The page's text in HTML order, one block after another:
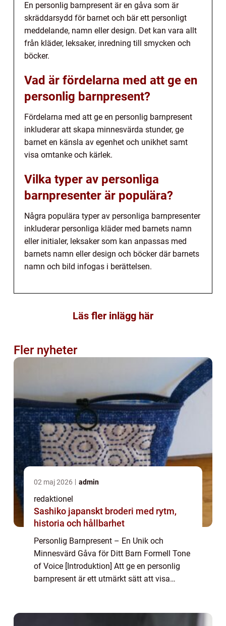
En personlig barnpresent är en gåva som är
skräddarsydd för barnet och bär ett personligt
meddelande, namn eller design. Det kan vara allt
från kläder, leksaker, inredning till smycken och
böcker.
Vad är fördelarna med att ge en
personlig barnpresent?
Fördelarna med att ge en personlig barnpresent
inkluderar att skapa minnesvärda stunder, ge
barnet en känsla av egenhet och unikhet samt
visa omtanke och kärlek.
Vilka typer av personliga
barnpresenter är populära?
Några populära typer av personliga barnpresenter
inkluderar personliga kläder med barnets namn
eller initialer, leksaker som kan anpassas med
barnets namn eller design och böcker där barnets
namn och bild infogas i berättelsen.
Läs fler inlägg här
Fler nyheter
02 maj 2026 admin
redaktionel
Sashiko japanskt broderi med rytm,
historia och hållbarhet
Personlig Barnpresent – En Unik och
Minnesvärd Gåva för Ditt Barn Formell Tone
of Voice [Introduktion] Att ge en personlig
barnpresent är ett utmärkt sätt att visa